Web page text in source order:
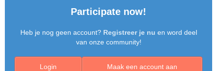
Participate now!
Heb je nog geen account? Registreer je nu en word deel
van onze community!
Maak een account aan
Login